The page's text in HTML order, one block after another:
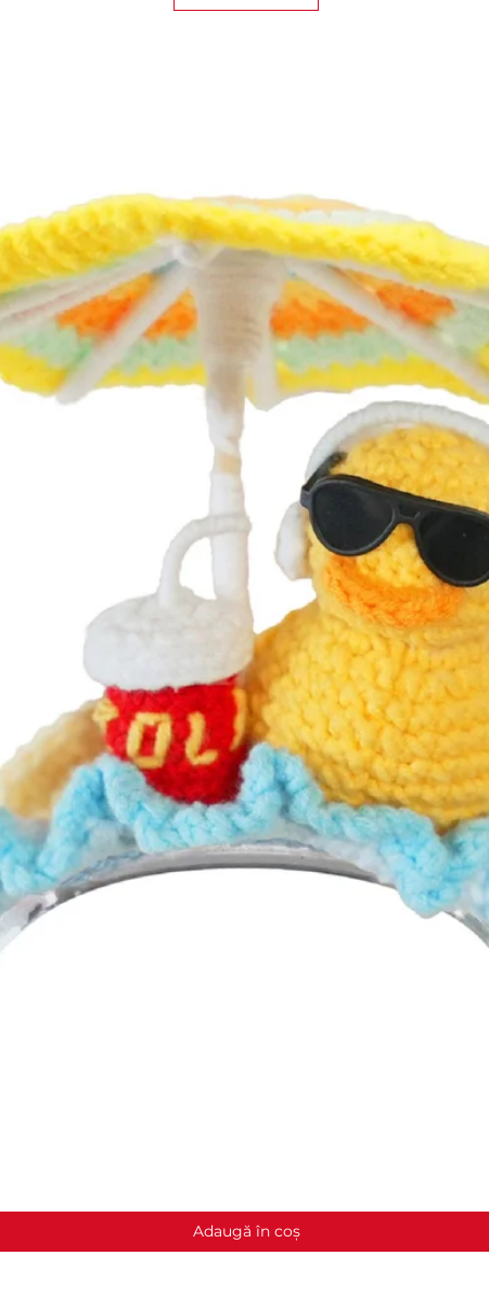
Adaugă în coș